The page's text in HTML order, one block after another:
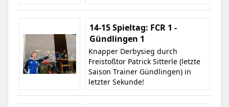
14-15 Spieltag: FCR 1 -
Gündlingen 1
Knapper Derbysieg durch
Freistoßtor Patrick Sitterle (letzte
Saison Trainer Gündlingen) in
letzter Sekunde!